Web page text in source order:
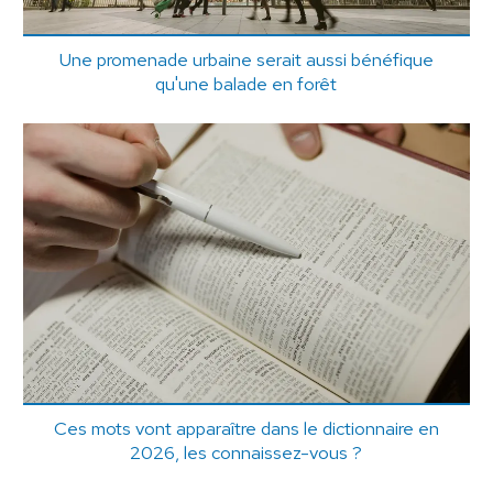
Une promenade urbaine serait aussi bénéfique
qu'une balade en forêt
Ces mots vont apparaître dans le dictionnaire en
2026, les connaissez-vous ?